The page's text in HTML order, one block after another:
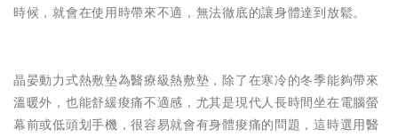
時候，就會在使用時帶來不適，無法徹底的讓身體達到放鬆。
晶晏動力式熱敷墊為醫療級熱敷墊，除了在寒冷的冬季能夠帶來
溫暖外，也能舒緩痠痛不適感，尤其是現代人長時間坐在電腦螢
幕前或低頭划手機，很容易就會有身體痠痛的問題，這時選用醫